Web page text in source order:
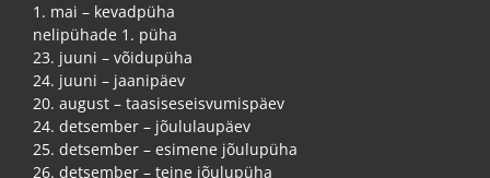
1. mai – kevadpüha
nelipühade 1. püha
23. juuni – võidupüha
24. juuni – jaanipäev
20. august – taasiseseisvumispäev
24. detsember – jõululaupäev
25. detsember – esimene jõulupüha
26. detsember – teine jõulupüha